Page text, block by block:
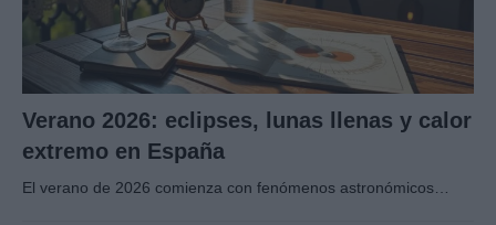
Verano 2026: eclipses, lunas llenas y calor
extremo en España
El verano de 2026 comienza con fenómenos astronómicos…